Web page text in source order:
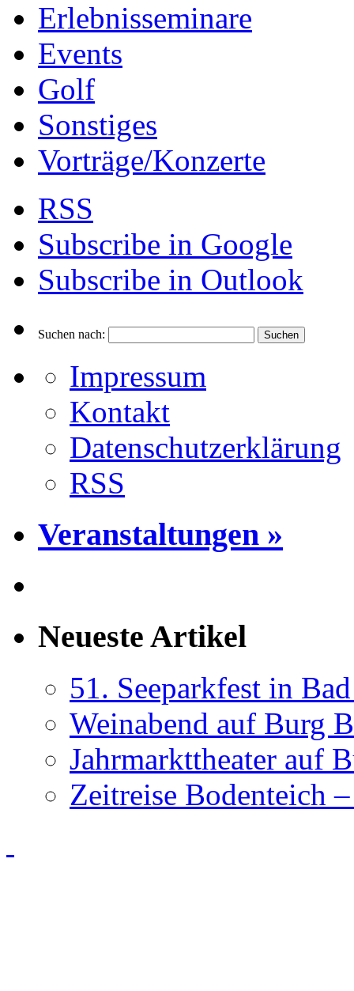
Erlebnisseminare
Events
Golf
Sonstiges
Vorträge/Konzerte
RSS
Subscribe in Google
Subscribe in Outlook
Suchen nach:
Impressum
Kontakt
Datenschutzerklärung
RSS
Veranstaltungen »
Neueste Artikel
51. Seeparkfest in
Weinabend auf Burg
Jahrmarkttheater auf
Zeitreise Bodenteich